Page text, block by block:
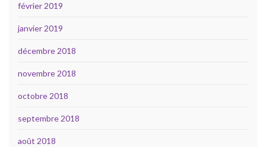
février 2019
janvier 2019
décembre 2018
novembre 2018
octobre 2018
septembre 2018
août 2018